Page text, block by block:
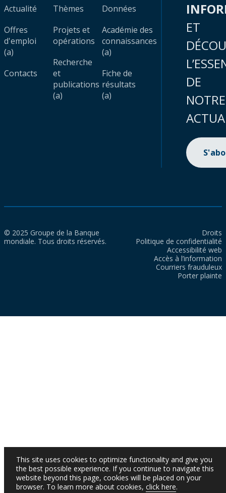
Actualité
Offres
d'emploi
(a)
Contacts
Thèmes
Projets et
opérations
Recherche
et
publications
(a)
Données
Académie des
connaissances
(a)
Fiche de
résultats
(a)
ET
DE
NOTRE
© 2025 Groupe de la Banque
mondiale. Tous droits réservés.
Droits
Politique de confidentialité
Accessibilité web
Accès à l’information
Courriers frauduleux
Porter plainte
This site uses cookies to optimize functionality and give you
the best possible experience. If you continue to navigate this
website beyond this page, cookies will be placed on your
browser. To learn more about cookies, click here.